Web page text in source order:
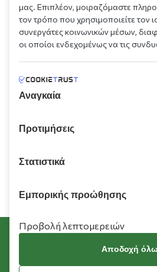
Χρειάζεστε βοήθεια;
Όροι Χρήσης Πολιτική Cookies
Όροι Χρήσης
μας. Επιπλέον, μοιραζόμαστε
τον τρόπο που χρησιμοποιείτε τον
συνεργάτες κοινωνικών μέσων,
οι οποίοι ενδεχομένως να τις
υπηρεσιών τους.
Αναγκαία
Προτιμήσεις
Στατιστικά
Εμπορικής προώθησης
Προβολή λεπτομερειών
Αποδοχή